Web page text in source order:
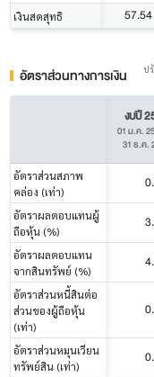
เงินสดสุทธิ 57.54
อัตราส่วนทางการเงิน
ป
งบปี
01 ม.ค.
31 ธ.ค.
อัตราส่วนสภาพ
คล่อง (เท่า)
อัตราผลตอบแทนผู้
ถือหุ้น (%)
อัตราผลตอบแทน
จากสินทรัพย์ (%)
อัตราส่วนหนี้สินต่อ
ส่วนของผู้ถือหุ้น
(เท่า)
อัตราส่วนหมุนเวียน
ทรัพย์สิน (เท่า)